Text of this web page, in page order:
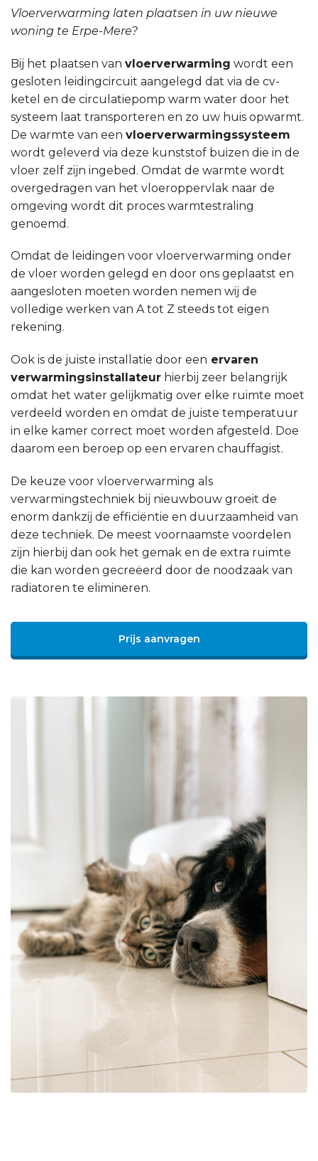
Vloerverwarming laten plaatsen in uw nieuwe
woning te Erpe-Mere?
Bij het plaatsen van vloerverwarming wordt een
gesloten leidingcircuit aangelegd dat via de cv-
ketel en de circulatiepomp warm water door het
systeem laat transporteren en zo uw huis opwarmt.
De warmte van een vloerverwarmingssysteem
wordt geleverd via deze kunststof buizen die in de
vloer zelf zijn ingebed. Omdat de warmte wordt
overgedragen van het vloeroppervlak naar de
omgeving wordt dit proces warmtestraling
genoemd.
Omdat de leidingen voor vloerverwarming onder
de vloer worden gelegd en door ons geplaatst en
aangesloten moeten worden nemen wij de
volledige werken van A tot Z steeds tot eigen
rekening.
Ook is de juiste installatie door een ervaren
verwarmingsinstallateur hierbij zeer belangrijk
omdat het water gelijkmatig over elke ruimte moet
verdeeld worden en omdat de juiste temperatuur
in elke kamer correct moet worden afgesteld. Doe
daarom een beroep op een ervaren chauffagist.
De keuze voor vloerverwarming als
verwarmingstechniek bij nieuwbouw groeit de
enorm dankzij de efficiëntie en duurzaamheid van
deze techniek. De meest voornaamste voordelen
zijn hierbij dan ook het gemak en de extra ruimte
die kan worden gecreëerd door de noodzaak van
radiatoren te elimineren.
Prijs aanvragen